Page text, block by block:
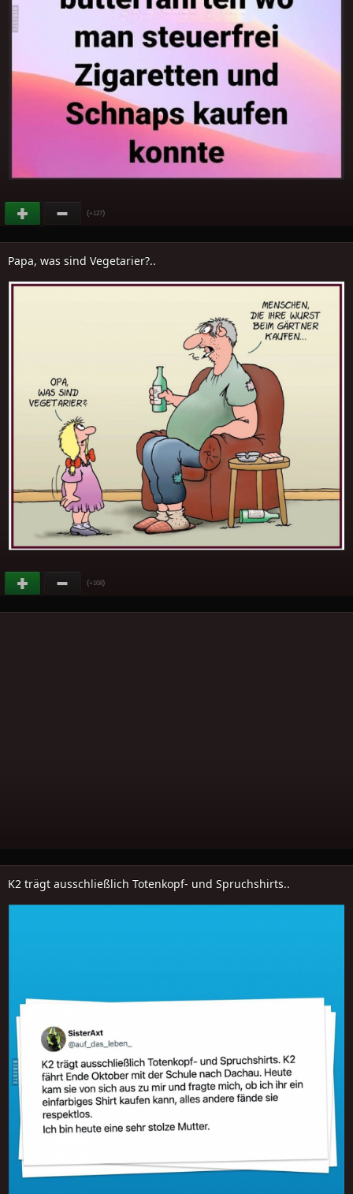
(+127)
Papa, was sind Vegetarier?..
(+108)
K2 trägt ausschließlich Totenkopf- und Spruchshirts..